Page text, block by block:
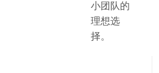
小团队的
理想选
择。